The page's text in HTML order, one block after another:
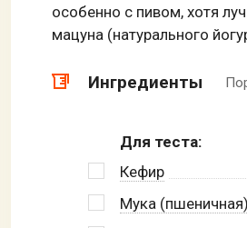
особенно с пивом, хотя
мацуна (натурального
Ингредиенты
Для теста:
Кефир
Мука (пшеничная)